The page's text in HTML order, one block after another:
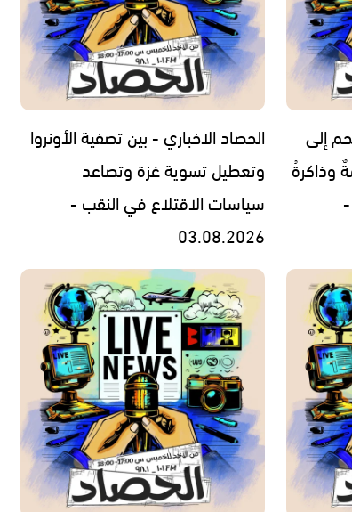
إلى
وذاكرةُ
الحصاد الاخباري - بين تصفية الأونروا
وتعطيل تسوية غزة وتصاعد
سياسات الاقتلاع في النقب -
03.08.2026